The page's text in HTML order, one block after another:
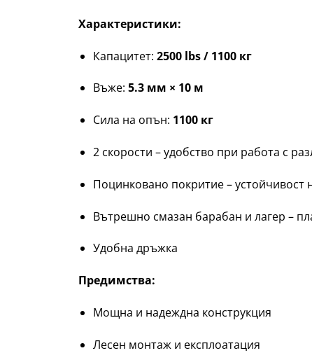
Характеристики:
Капацитет: 2500 lbs / 1100 кг
Въже: 5.3 мм × 10 м
Сила на опън: 1100 кг
2 скорости – удобство при работа с
Поцинковано покритие –
Вътрешно смазан барабан и лагер –
Удобна дръжка
Предимства:
Мощна и надеждна конструкция
Лесен монтаж и експлоатация